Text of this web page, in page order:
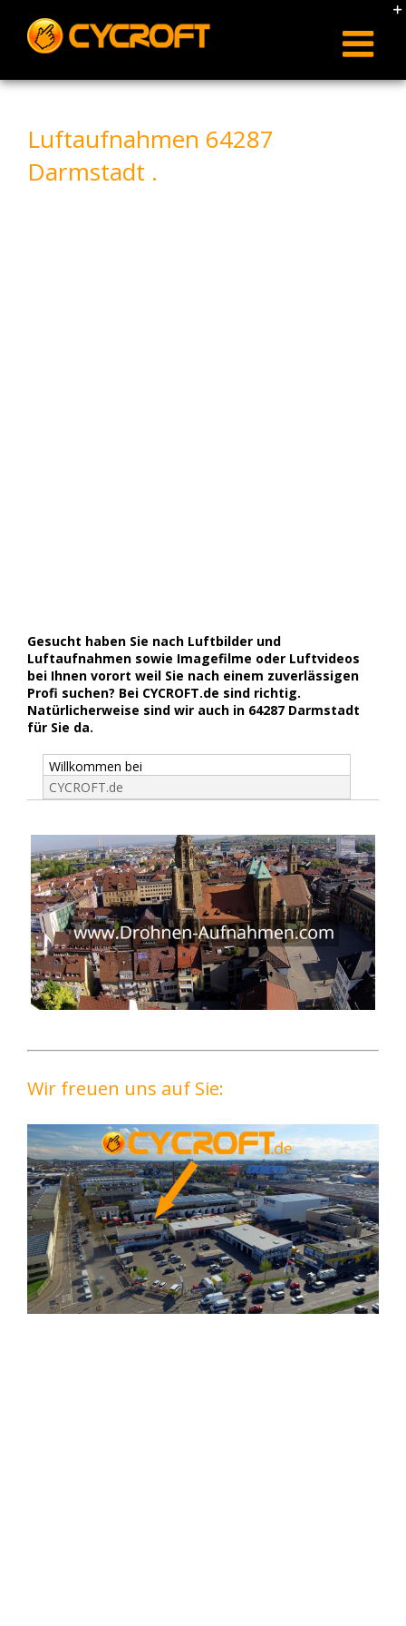
content
Luftaufnahmen 64287
Darmstadt .
Gesucht haben Sie nach Luftbilder und
Luftaufnahmen sowie Imagefilme oder Luftvideos
bei Ihnen vorort weil Sie nach einem zuverlässigen
Profi suchen? Bei CYCROFT.de sind richtig.
Natürlicherweise sind wir auch in 64287 Darmstadt
für Sie da.
Willkommen bei
CYCROFT.de
Wir freuen uns auf Sie: